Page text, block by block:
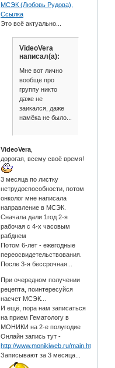
МСЭК (Любовь Рудова),
Ссылка
Это всё актуально...
VideoVera
написал(а):
Мне вот лично
вообще про
группу никто
даже не
заикался, даже
намёка не было...
VideoVera
дорогая, всему своё время!
3 месяца по листку
нетрудоспособности, потом
онколог мне написала
направление в МСЭК.
Сначала дали 1год 2-я
рабочая с 4-х часовым
рабднем
Потом 6-лет - ежегодные
переосвидетельствования.
После 3-я бессрочная...
При очередном получении
рецепта, поинтересуйся
насчет МСЭК...
И ещё, пора нам записаться
на прием Гематологу в
МОНИКИ на 2-е полугодие
Онлайн запись тут -
http://www.monikiweb.ru/main.htm
Записывают за 3 месяца...